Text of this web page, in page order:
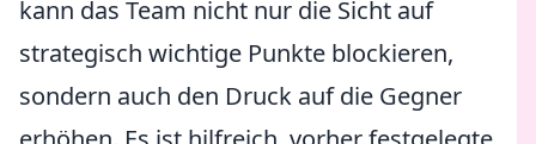
kann das Team nicht nur die Sicht auf
strategisch wichtige Punkte blockieren,
sondern auch den Druck auf die Gegner